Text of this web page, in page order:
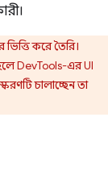
করে তৈরি।
DevTools-এর UI
চালাচ্ছেন তা